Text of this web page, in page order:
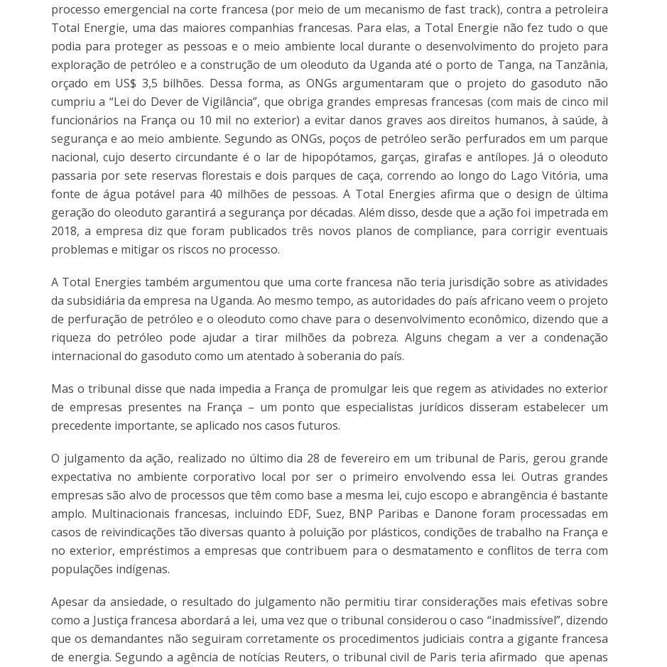
processo emergencial na corte francesa (por meio de um mecanismo de fast track), contra a petroleira
Total Energie, uma das maiores companhias francesas. Para elas, a Total Energie não fez tudo o que
podia para proteger as pessoas e o meio ambiente local durante o desenvolvimento do projeto para
exploração de petróleo e a construção de um oleoduto da Uganda até o porto de Tanga, na Tanzânia,
orçado em US$ 3,5 bilhões. Dessa forma, as ONGs argumentaram que o projeto do gasoduto não
cumpriu a “Lei do Dever de Vigilância”, que obriga grandes empresas francesas (com mais de cinco mil
funcionários na França ou 10 mil no exterior) a evitar danos graves aos direitos humanos, à saúde, à
segurança e ao meio ambiente. Segundo as ONGs, poços de petróleo serão perfurados em um parque
nacional, cujo deserto circundante é o lar de hipopótamos, garças, girafas e antílopes. Já o oleoduto
passaria por sete reservas florestais e dois parques de caça, correndo ao longo do Lago Vitória, uma
fonte de água potável para 40 milhões de pessoas. A Total Energies afirma que o design de última
geração do oleoduto garantirá a segurança por décadas. Além disso, desde que a ação foi impetrada em
2018, a empresa diz que foram publicados três novos planos de compliance, para corrigir eventuais
problemas e mitigar os riscos no processo.
A Total Energies também argumentou que uma corte francesa não teria jurisdição sobre as atividades
da subsidiária da empresa na Uganda. Ao mesmo tempo, as autoridades do país africano veem o projeto
de perfuração de petróleo e o oleoduto como chave para o desenvolvimento econômico, dizendo que a
riqueza do petróleo pode ajudar a tirar milhões da pobreza. Alguns chegam a ver a condenação
internacional do gasoduto como um atentado à soberania do país.
Mas o tribunal disse que nada impedia a França de promulgar leis que regem as atividades no exterior
de empresas presentes na França – um ponto que especialistas jurídicos disseram estabelecer um
precedente importante, se aplicado nos casos futuros.
O julgamento da ação, realizado no último dia 28 de fevereiro em um tribunal de Paris, gerou grande
expectativa no ambiente corporativo local por ser o primeiro envolvendo essa lei. Outras grandes
empresas são alvo de processos que têm como base a mesma lei, cujo escopo e abrangência é bastante
amplo. Multinacionais francesas, incluindo EDF, Suez, BNP Paribas e Danone foram processadas em
casos de reivindicações tão diversas quanto à poluição por plásticos, condições de trabalho na França e
no exterior, empréstimos a empresas que contribuem para o desmatamento e conflitos de terra com
populações indígenas.
Apesar da ansiedade, o resultado do julgamento não permitiu tirar considerações mais efetivas sobre
como a Justiça francesa abordará a lei, uma vez que o tribunal considerou o caso “inadmissível”, dizendo
que os demandantes não seguiram corretamente os procedimentos judiciais contra a gigante francesa
de energia. Segundo a agência de notícias Reuters, o tribunal civil de Paris teria afirmado que apenas